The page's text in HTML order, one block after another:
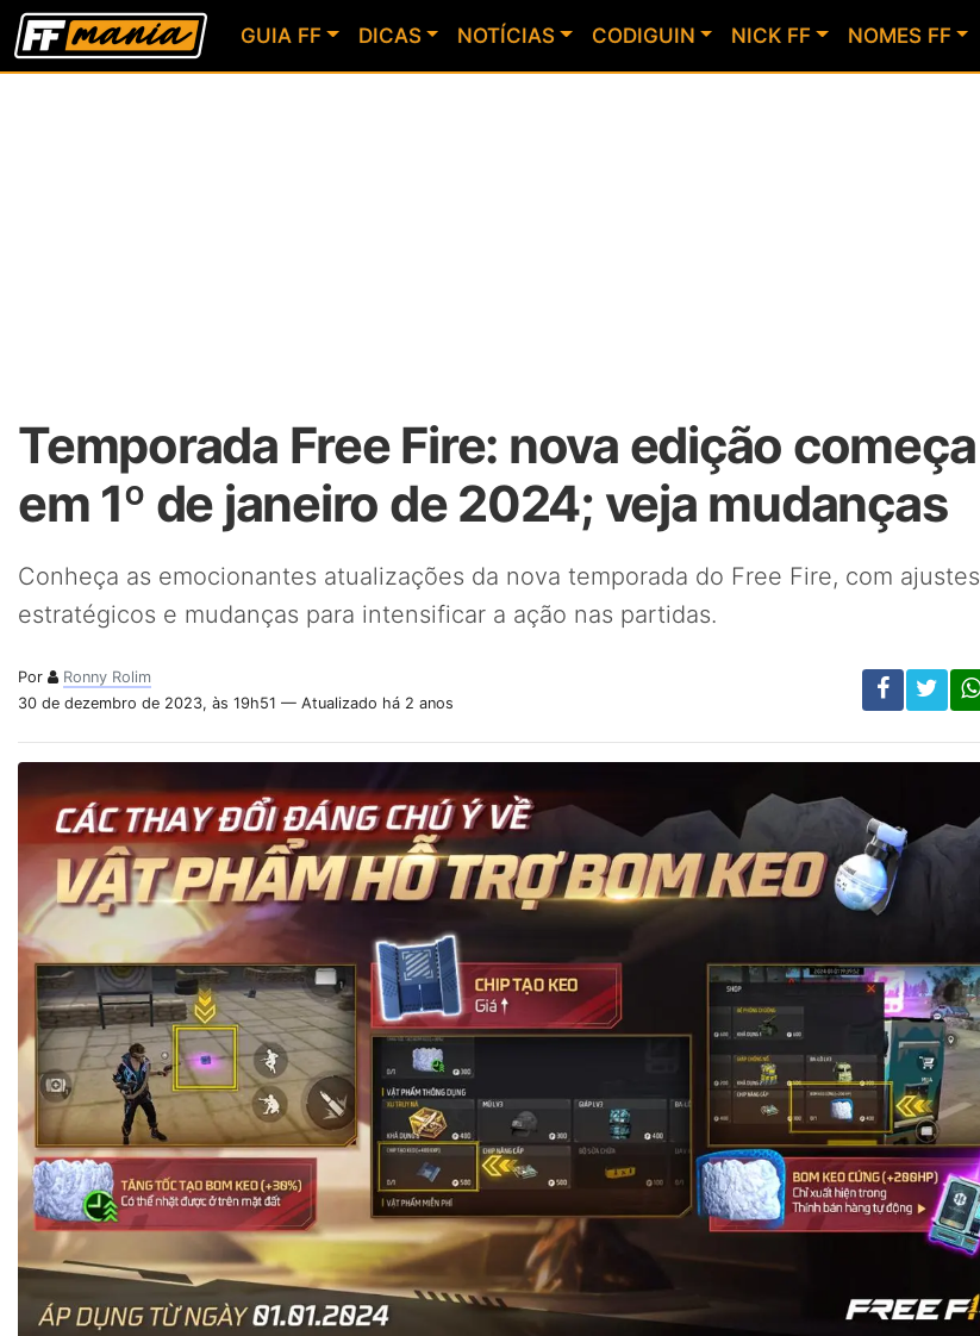
GUIA FF DICAS NOTÍCIAS CODIGUIN NICK FF NOMES FF
Temporada Free Fire: nova edição começa
em 1º de janeiro de 2024; veja mudanças
Conheça as emocionantes atualizações da nova temporada do Free Fire, com ajustes
estratégicos e mudanças para intensificar a ação nas partidas.
Por
Ronny Rolim
30 de dezembro de 2023, às 19h51 — Atualizado há 2 anos